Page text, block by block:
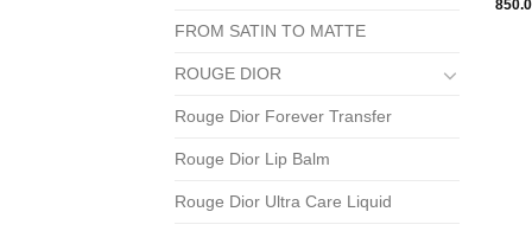
FROM SATIN TO MATTE
ROUGE DIOR
Rouge Dior Forever Transfer
Rouge Dior Lip Balm
Rouge Dior Ultra Care Liquid